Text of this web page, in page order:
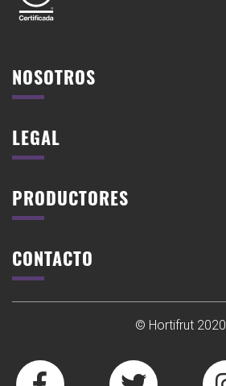
NOSOTROS
LEGAL
PRODUCTORES
CONTACTO
© Hortifrut 2020